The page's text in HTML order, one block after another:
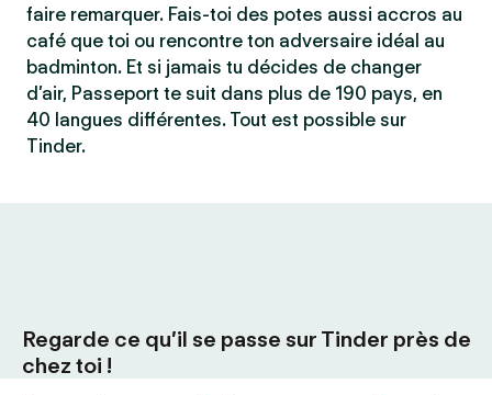
faire remarquer. Fais-toi des potes aussi accros au
café que toi ou rencontre ton adversaire idéal au
badminton. Et si jamais tu décides de changer
d’air, Passeport te suit dans plus de 190 pays, en
40 langues différentes. Tout est possible sur
Tinder.
Regarde ce qu’il se passe sur Tinder près de
chez toi !